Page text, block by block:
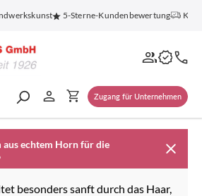
5-Sterne-Kundenbewertung
Zugang für Unternehmen
echtem Horn für die
besonders sanft durch das Haar,